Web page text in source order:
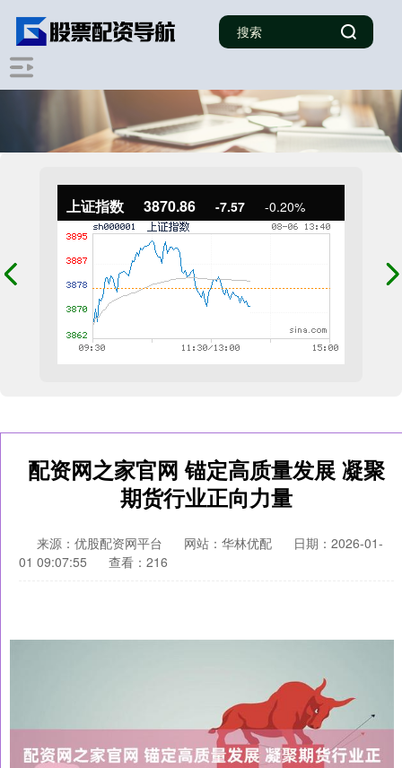
上证指数 3870.86 -7.57 -0.20%
配资网之家官网 锚定高质量发展 凝聚
期货行业正向力量
来源：优股配资网平台 网站：华林优配
日期：2026-01-
01 09:07:55
查看：216